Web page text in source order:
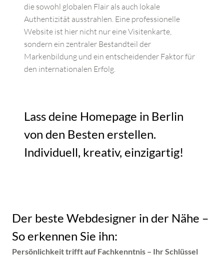
die sowohl globalen Flair als auch lokale
Authentizität ausstrahlen. Eine professionelle
Website ist hier nicht nur eine Visitenkarte,
sondern ein zentraler Bestandteil der
Markenbildung und ein entscheidender Faktor für
den internationalen Erfolg.
Lass deine Homepage in Berlin
von den Besten erstellen.
Individuell, kreativ, einzigartig!
Der beste Webdesigner in der Nähe –
So erkennen Sie ihn:
Persönlichkeit trifft auf Fachkenntnis – Ihr Schlüssel